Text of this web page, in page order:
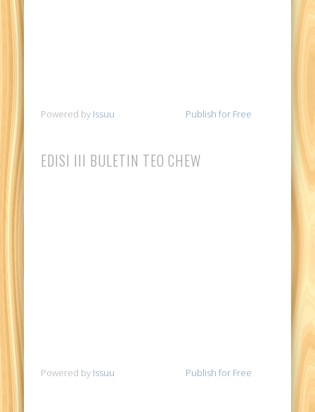
Powered by Issuu Publish for Free
EDISI III BULETIN TEO CHEW
Powered by Issuu Publish for Free